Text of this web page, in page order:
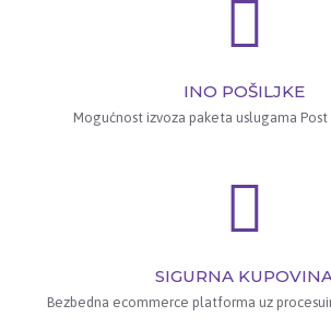
INO POŠILJKE
Mogućnost izvoza paketa uslugama Post
SIGURNA
Bezbedna ecommerce platforma uz